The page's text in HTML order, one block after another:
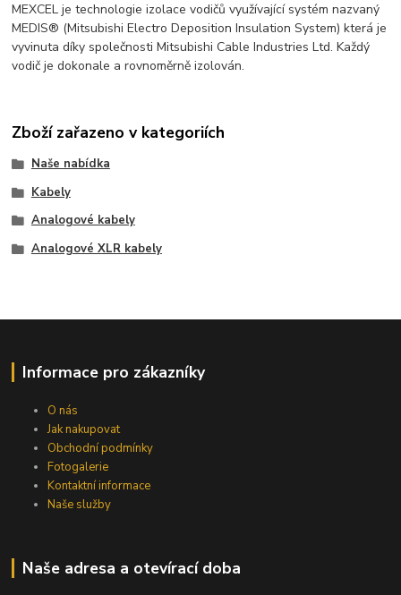
MEXCEL je technologie izolace vodičů využívající systém nazvaný
MEDIS® (Mitsubishi Electro Deposition Insulation System) která je
vyvinuta díky společnosti Mitsubishi Cable Industries Ltd. Každý
vodič je dokonale a rovnoměrně izolován.
Zboží zařazeno v kategoriích
Naše nabídka
Kabely
Analogové kabely
Analogové XLR kabely
Informace pro zákazníky
O nás
Jak nakupovat
Obchodní podmínky
Fotogalerie
Kontaktní informace
Naše služby
Naše adresa a otevírací doba